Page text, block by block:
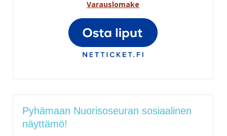
Varauslomake
Pyhämaan Nuorisoseuran sosiaalinen
näyttämö!